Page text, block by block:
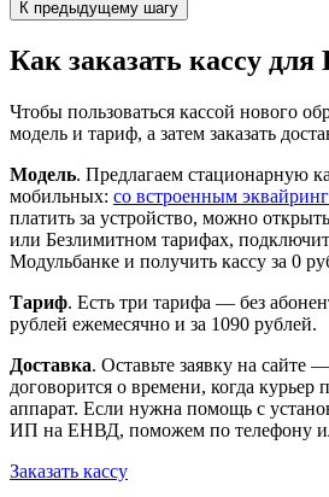
К предыдущему шагу
Как заказать кассу
Чтобы пользоваться кассой нового
модель и тариф, а затем заказать
Модель. Предлагаем стационарную
мобильных: со встроенным
платить за устройство, можно
или Безлимитном тарифах,
Модульбанке и получить кассу за 0
Тариф. Есть три тарифа — без
рублей ежемесячно и за 1090 рублей.
Доставка. Оставьте заявку на сайте
договорится о времени, когда курьер
аппарат. Если нужна помощь с
ИП на ЕНВД, поможем по телефону
Заказать кассу